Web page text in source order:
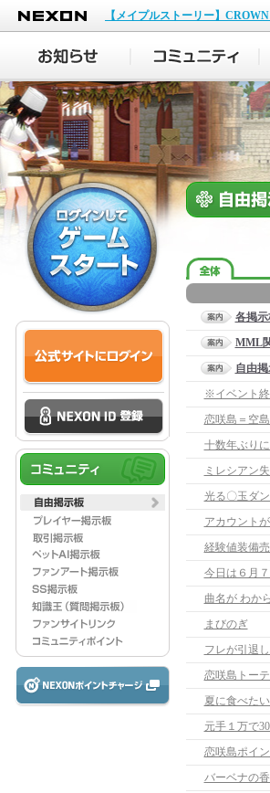
NEXON
【メイプルストーリー】
各掲
MML
自由
※イベント
恋咲島＝空
十数年ぶり
ミレシアン
光る〇玉ダ
アカウント
経験値装備
今日は６月
曲名が わか
まびのぎ
フレが引退
恋咲島トー
夏に食べた
元手１万で
恋咲島ポイ
バーベナの香